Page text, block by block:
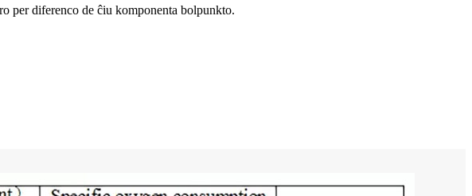
per diferenco de ĉiu komponenta bolpunkto.